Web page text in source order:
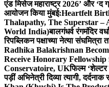
एंड मिसेज महाराष्ट्र 2026’ और ‘द
आयोजन किया मुंबई:Heartfelt
Thalapathy, The Superstar –
World India)बालगंधर्व रंगमंदिर
रिपब्लिकन पक्षाच्या नेत्या संघमित्रा
Radhika Balakrishnan
Receive Honorary
Conservatoire, UKफिल्म
पड़ीं अभिनेत्री दिव्या त्यागी,